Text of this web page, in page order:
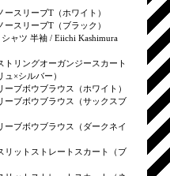
ースリーブT（ホワイト）
ースリーブT（ブラック）
シャツ 半袖 / Eiichi Kashimura
トリングオーガンジースカート
ュ×シルバー）
ーブボウブラウス（ホワイト）
ーブボウブラウス（サックスブ
ーブボウブラウス（ダークネイ
リットストレートスカート（ブ